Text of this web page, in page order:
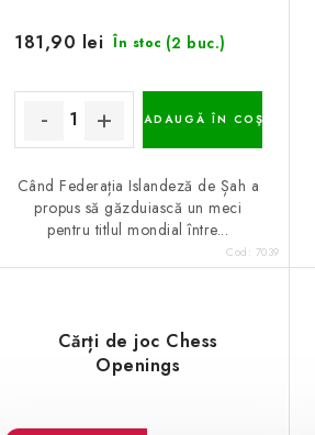
În stoc (2 buc.)
181,90 lei
ADAUGĂ ÎN COŞ
Când Federația Islandeză de Șah a
propus să găzduiască un meci
pentru titlul mondial între...
Cod: 7039
Cărți de joc Chess
Openings